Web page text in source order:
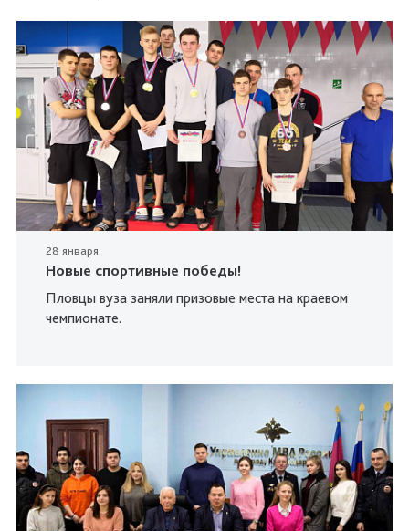
28 января
Новые спортивные победы!
Пловцы вуза заняли призовые места на краевом
чемпионате.